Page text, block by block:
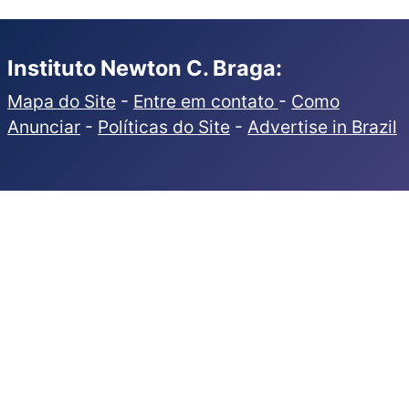
Instituto Newton C. Braga:
Mapa do Site - Entre em contato - Como
Anunciar - Políticas do Site - Advertise in Brazil